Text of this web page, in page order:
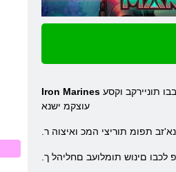
Iron Marines
עוצקמ ישנא
תפומ תוריצי המכ ואיצוה ר
םינוש תומלועב םחליהל ך